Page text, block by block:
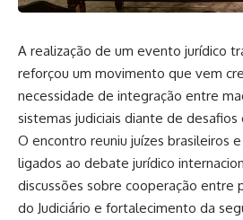
A realização de um evento jurídico
reforçou um movimento que vem
necessidade de integração entre
sistemas judiciais diante de desafios
O encontro reuniu juízes brasileiros
ligados ao debate jurídico
discussões sobre cooperação entre
do Judiciário e fortalecimento da